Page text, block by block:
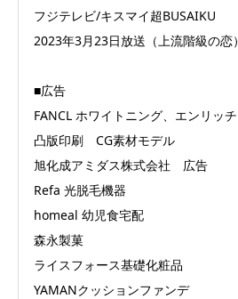
フジテレビ/キスマイ超BUSAIKU
2023年3月23日放送（上流階級の恋）
■広告
FANCL ホワイトニング、エンリッチ
凸版印刷 CG素材モデル
旭化成アミダス株式会社 広告
Refa 光脱毛機器
homeal 幼児食宅配
森永製菓
ライスフォース基礎化粧品
YAMANクッションファンデ